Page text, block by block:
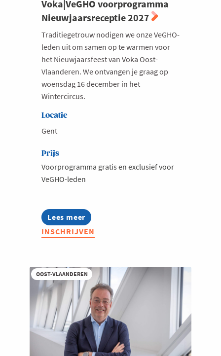
Voka|VeGHO voorprogramma
Nieuwjaarsreceptie 2027
Traditiegetrouw nodigen we onze VeGHO-
leden uit om samen op te warmen voor
het Nieuwjaarsfeest van Voka Oost-
Vlaanderen. We ontvangen je graag op
woensdag 16 december in het
Wintercircus.
Locatie
Gent
Prijs
Voorprogramma gratis en exclusief voor
VeGHO-leden
Lees meer
about
Voka|VeGHO
voorprogramma
INSCHRIJVEN
OOST-VLAANDEREN